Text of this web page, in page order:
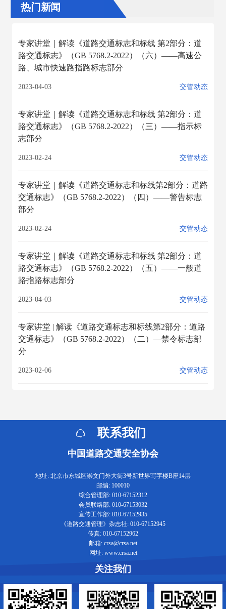
热门新闻
专家讲堂｜解读《道路交通标志和标线 第2部分：道
路交通标志》（GB 5768.2-2022）（六）——高速公
路、城市快速路指路标志部分
2023-04-03 交管动态
专家讲堂｜解读《道路交通标志和标线 第2部分：道
路交通标志》（GB 5768.2-2022）（三）——指示标
志部分
2023-02-24 交管动态
专家讲堂｜解读《道路交通标志和标线第2部分：道路
交通标志》（GB 5768.2-2022）（四）——警告标志
部分
2023-02-24 交管动态
专家讲堂｜解读《道路交通标志和标线 第2部分：道
路交通标志》（GB 5768.2-2022）（五）——一般道
路指路标志部分
2023-04-03 交管动态
专家讲堂 | 解读《道路交通标志和标线第2部分：道路
交通标志》（GB 5768.2-2022）（二）—禁令标志部
分
2023-02-06 交管动态
联系我们
中国道路交通安全协会
地址: 北京市东城区崇文门外大街3号新世界写字楼B座14层
邮编: 100010
综合管理部: 010-67152312
会员联络部: 010-67153032
宣传工作部: 010-67152935
《道路交通管理》杂志社: 010-67152945
传真: 010-67152962
邮箱: crsa@crsa.net
网址: www.crsa.net
关注我们